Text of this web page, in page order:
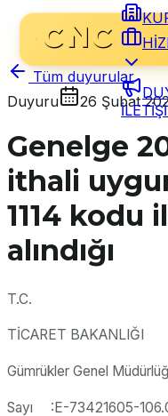
Tüm duyurular
Duyuru
26 Şubat
Genelge
ithali
1114 kodu
alındığı
T.C.
TİCARET BAKANLIĞI
Gümrükler Genel
Sayı :E-73421605-